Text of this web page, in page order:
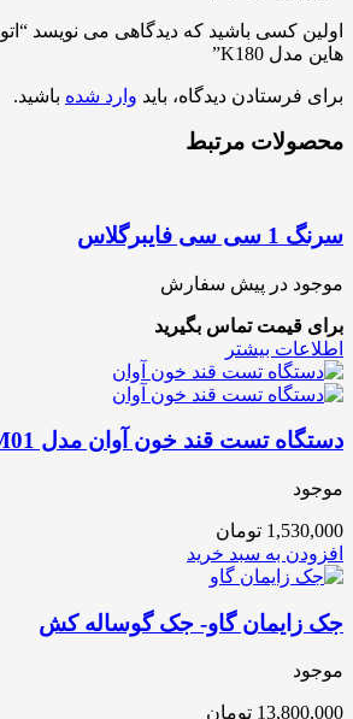
اولین کسی باشید که دیدگاهی می نویسد
هاین مدل K180”
برای فرستادن دیدگاه، باید وارد شده باشید.
محصولات مرتبط
سرنگ 1 سی سی فایبرگلاس
موجود در پیش سفارش
برای قیمت تماس بگیرید
اطلاعات بیشتر
دستگاه تست قند خون آوان مدل AGM01
موجود
1,530,000 تومان
افزودن به سبد خرید
جک زایمان گاو- جک گوساله کش
موجود
13,800,000 تومان